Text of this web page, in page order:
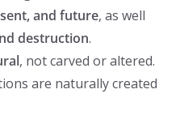
and future, as well
destruction.
, not carved or altered.
are naturally created